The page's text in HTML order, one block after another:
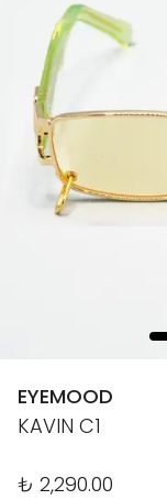
EYEMOOD
KAVIN C1
₺ 2,290.00